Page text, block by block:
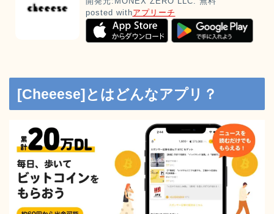
posted withアプリーチ
[Cheeese]とはどんなアプリ？